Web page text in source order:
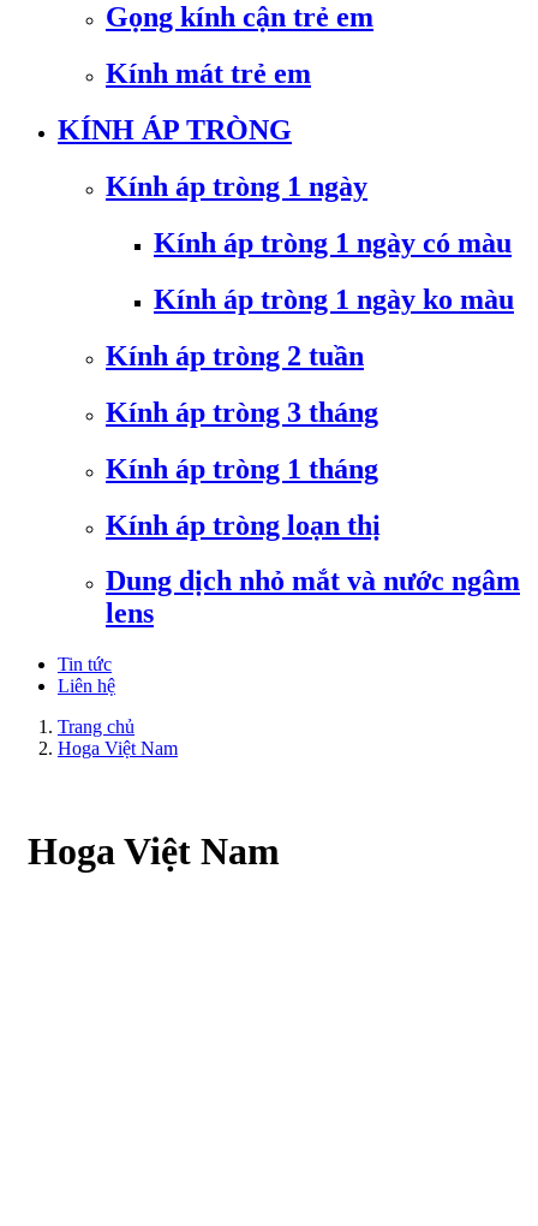
Gọng kính cận trẻ em
Kính mát trẻ em
KÍNH ÁP TRÒNG
Kính áp tròng 1 ngày
Kính áp tròng 1 ngày có màu
Kính áp tròng 1 ngày ko màu
Kính áp tròng 2 tuần
Kính áp tròng 3 tháng
Kính áp tròng 1 tháng
Kính áp tròng loạn thị
Dung dịch nhỏ mắt và nước ngâm
lens
Tin tức
Liên hệ
Trang chủ
Hoga Việt Nam
Hoga Việt Nam